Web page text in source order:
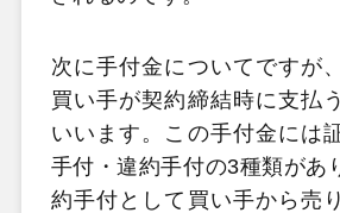
次に手付金についてですが
買い手が契約締結時に支払
いいます。この手付金には
手付・違約手付の3種類があ
約手付として買い手から売